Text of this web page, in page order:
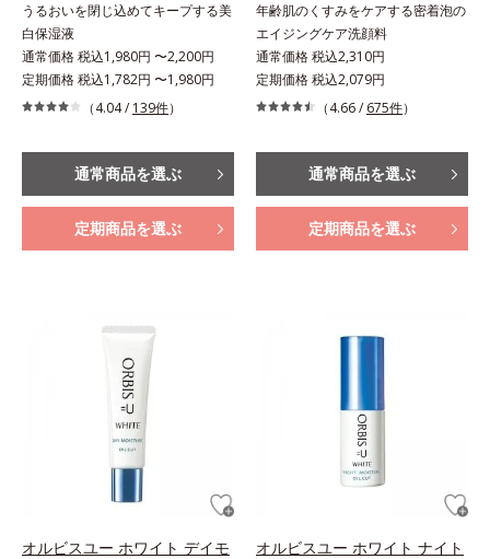
うるおいを閉じ込めてキープする美
白保湿液
通常価格 税込1,980円 〜2,200円
定期価格 税込1,782円 〜1,980円
（4.04 / 139件）
通常商品を選ぶ
定期商品を選ぶ
年齢肌のくすみをケアする密着泡の
エイジングケア洗顔料
通常価格 税込2,310円
定期価格 税込2,079円
（4.66 / 675件）
通常商品を選ぶ
定期商品を選ぶ
オルビスユー ホワイト デイモ
オルビスユー ホワイト ナイト